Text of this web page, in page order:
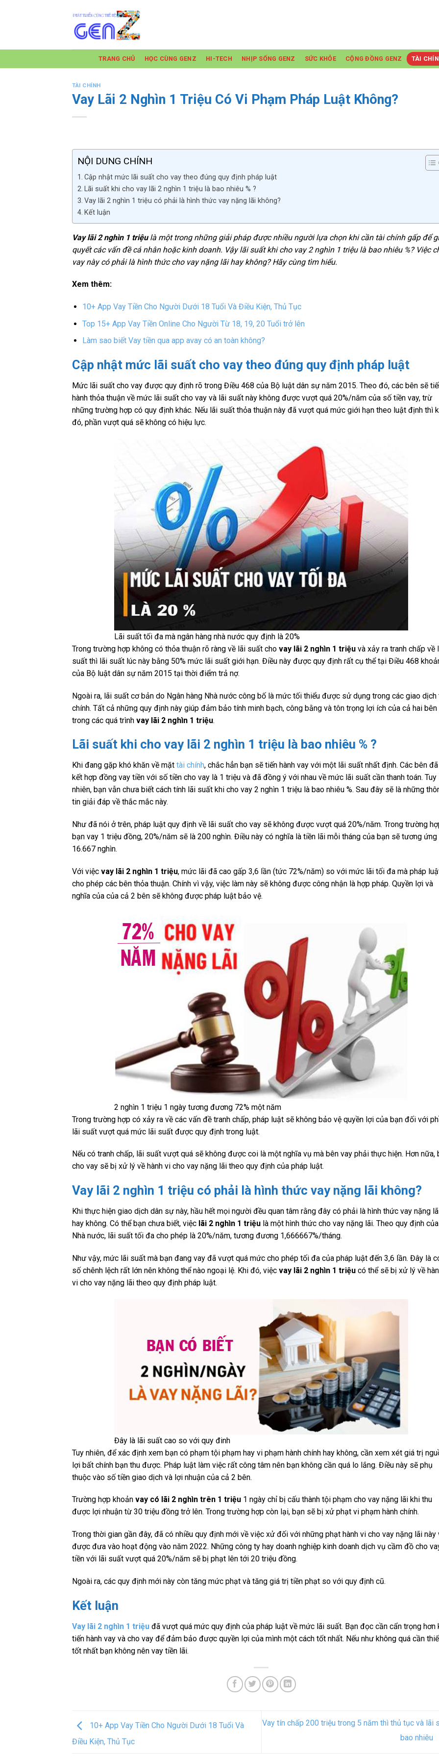
TRANG CHỦ HỌC CÙNG GENZ HI-TECH NHỊP SỐNG GENZ SỨC KHỎE CỘNG ĐỒNG GENZ TÀI
TÀI CHÍNH
Vay Lãi 2 Nghìn 1 Triệu Có Vi Phạm Pháp Luật Không?
NỘI DUNG CHÍNH
Cập nhật mức lãi suất cho vay theo đúng quy định pháp luật
Lãi suất khi cho vay lãi 2 nghìn 1 triệu là bao nhiêu % ?
Vay lãi 2 nghìn 1 triệu có phải là hình thức vay nặng lãi không?
Kết luận
Vay lãi 2 nghìn 1 triệulà một trong những giải pháp được nhiều người lựa chọn khi cần tài chính gấp để
quyết các vấn đề cá nhân hoặc kinh doanh. Vậy lãi suất khi cho vay 2 nghìn 1 triệu là bao nhiêu %? Việc
vay này có phải là hình thức cho vay nặng lãi hay không? Hãy cùng tìm hiểu.
Xem thêm:
10+ App Vay Tiền Cho Người Dưới 18 Tuổi Và Điều Kiện, Thủ Tục
Top 15+ App Vay Tiền Online Cho Người Từ 18, 19, 20 Tuổi trở lên
Làm sao biết Vay tiền qua app avay có an toàn không?
Cập nhật mức lãi suất cho vay theo đúng quy định pháp luật
Mức lãi suất cho vay được quy định rõ trong Điều 468 của Bộ luật dân sự năm 2015. Theo đó, các bên sẽ
hành thỏa thuận về mức lãi suất cho vay và lãi suất này không được vượt quá 20%/năm của số tiền vay, trừ
những trường hợp có quy định khác. Nếu lãi suất thỏa thuận này đã vượt quá mức giới hạn theo luật định thì
đó, phần vượt quá sẽ không có hiệu lực.
Lãi suất tối đa mà ngân hàng nhà nước quy định là 20%
Trong trường hợp không có thỏa thuận rõ ràng về lãi suất cho vay lãi 2 nghìn 1 triệu và xảy ra tranh chấp về
suất thì lãi suất lúc này bằng 50% mức lãi suất giới hạn. Điều này được quy định rất cụ thể tại Điều 468
của Bộ luật dân sự năm 2015 tại thời điểm trả nợ.
Ngoài ra, lãi suất cơ bản do Ngân hàng Nhà nước công bố là mức tối thiểu được sử dụng trong các giao dịch
chính. Tất cả những quy định này giúp đảm bảo tính minh bạch, công bằng và tôn trọng lợi ích của cả hai bên
trong các quá trình vay lãi 2 nghìn 1 triệu.
Lãi suất khi cho vay lãi 2 nghìn 1 triệu là bao nhiêu % ?
Khi đang gặp khó khăn về mặt tài chính, chắc hẳn bạn sẽ tiến hành vay với một lãi suất nhất định. Các bên
kết hợp đồng vay tiền với số tiền cho vay là 1 triệu và đã đồng ý với nhau về mức lãi suất cần thanh toán. Tuy
nhiên, bạn vẫn chưa biết cách tính lãi suất khi cho vay 2 nghìn 1 triệu là bao nhiêu %. Sau đây sẽ là những
tin giải đáp về thắc mắc này.
Như đã nói ở trên, pháp luật quy định về lãi suất cho vay sẽ không được vượt quá 20%/năm. Trong trường
bạn vay 1 triệu đồng, 20%/năm sẽ là 200 nghìn. Điều này có nghĩa là tiền lãi mỗi tháng của bạn sẽ tương
16.667 nghìn.
Với việc vay lãi 2 nghìn 1 triệu, mức lãi đã cao gấp 3,6 lần (tức 72%/năm) so với mức lãi tối đa mà pháp
cho phép các bên thỏa thuận. Chính vì vậy, việc làm này sẽ không được công nhận là hợp pháp. Quyền lợi và
nghĩa của của cả 2 bên sẽ không được pháp luật bảo vệ.
2 nghìn 1 triệu 1 ngày tương đương 72% một năm
Trong trường hợp có xảy ra về các vấn đề tranh chấp, pháp luật sẽ không bảo vệ quyền lợi của bạn đối với
lãi suất vượt quá mức lãi suất được quy định trong luật.
Nếu có tranh chấp, lãi suất vượt quá sẽ không được coi là một nghĩa vụ mà bên vay phải thực hiện. Hơn nữa,
cho vay sẽ bị xử lý về hành vi cho vay nặng lãi theo quy định của pháp luật.
Vay lãi 2 nghìn 1 triệu có phải là hình thức vay nặng lãi không?
Khi thực hiện giao dịch dân sự này, hầu hết mọi người đều quan tâm rằng đây có phải là hình thức vay nặng
hay không. Có thể bạn chưa biết, việc lãi 2 nghìn 1 triệu là một hình thức cho vay nặng lãi. Theo quy định của
Nhà nước, lãi suất tối đa cho phép là 20%/năm, tương đương 1,666667%/tháng.
Như vậy, mức lãi suất mà bạn đang vay đã vượt quá mức cho phép tối đa của pháp luật đến 3,6 lần. Đây là
số chênh lệch rất lớn nên không thể nào ngoại lệ. Khi đó, việc vay lãi 2 nghìn 1 triệu có thể sẽ bị xử lý về
vi cho vay nặng lãi theo quy định pháp luật.
Đây là lãi suất cao so với quy đinh
Tuy nhiên, để xác định xem bạn có phạm tội phạm hay vi phạm hành chính hay không, cần xem xét giá trị
lợi bất chính bạn thu được. Pháp luật làm việc rất công tâm nên bạn không cần quá lo lắng. Điều này sẽ phụ
thuộc vào số tiền giao dịch và lợi nhuận của cả 2 bên.
Trường hợp khoản vay có lãi 2 nghìn trên 1 triệu 1 ngày chỉ bị cấu thành tội phạm cho vay nặng lãi khi thu
được lợi nhuận từ 30 triệu đồng trở lên. Trong trường hợp còn lại, bạn sẽ bị xử phạt vi phạm hành chính.
Trong thời gian gần đây, đã có nhiều quy định mới về việc xử đối với những phạt hành vi cho vay nặng lãi này
được đưa vào hoạt động vào năm 2022. Những công ty hay doanh nghiệp kinh doanh dịch vụ cầm đồ cho
tiền với lãi suất vượt quá 20%/năm sẽ bị phạt lên tới 20 triệu đồng.
Ngoài ra, các quy định mới này còn tăng mức phạt và tăng giá trị tiền phạt so với quy định cũ.
Kết luận
Vay lãi 2 nghìn 1 triệu đã vượt quá mức quy định của pháp luật về mức lãi suất. Bạn đọc cần cẩn trọng hơn
tiến hành vay và cho vay để đảm bảo được quyền lợi của mình một cách tốt nhất. Nếu như không quá cần
tốt nhất bạn không nên vay tiền lãi.
10+ App Vay Tiền Cho Người Dưới 18 Tuổi Và
Điều Kiện, Thủ Tục
Vay tín chấp 200 triệu trong 5 năm thì thủ tục và lãi
bao nhiêu